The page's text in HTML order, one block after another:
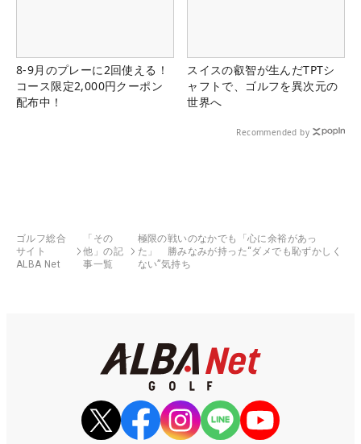
8-9月のプレーに2回使える！
コース限定2,000円クーポン
配布中！
スイスの叡智が生んだTPTシ
ャフトで、ゴルフを異次元の
世界へ
Recommended by
ゴルフ総合
サイト
ALBA Net
「その
他」の記
事一覧
極限の戦いのなかでも「心に余裕があっ
た」 勝みなみが持った“ダメでも恥ずかしく
ない”気持ち